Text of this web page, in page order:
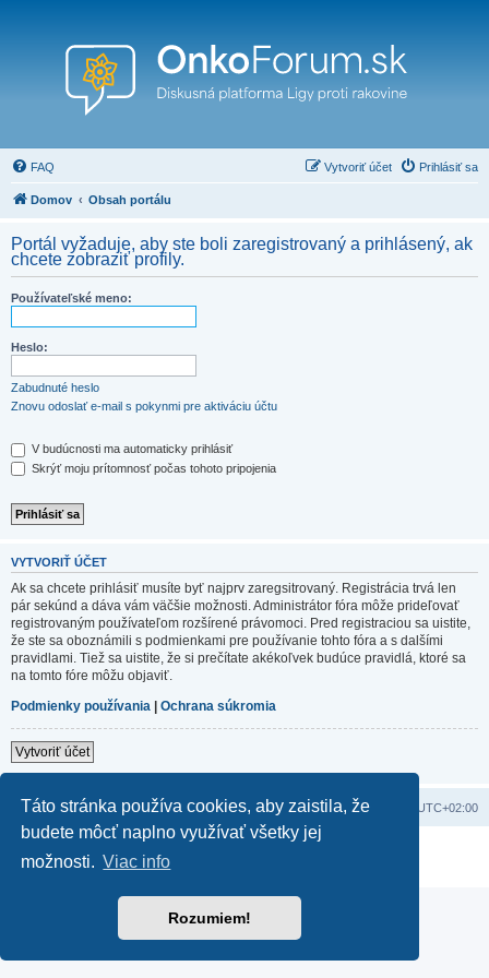
Táto stránka používa cookies, aby zaistila, že
budete môcť naplno využívať všetky jej
možnosti. Viac info
Rozumiem!
FAQ Prihlásiť sa
Vytvoriť účet
Domov Obsah portálu
Portál vyžaduje, aby ste boli zaregistrovaný a prihlásený, ak
chcete zobraziť profily.
Používateľské meno:
Heslo:
Zabudnuté heslo
Znovu odoslať e-mail s pokynmi pre aktiváciu účtu
V budúcnosti ma automaticky prihlásiť
Skrýť moju prítomnosť počas tohoto pripojenia
VYTVORIŤ ÚČET
Ak sa chcete prihlásiť musíte byť najprv zaregsitrovaný. Registrácia trvá len
pár sekúnd a dáva vám väčšie možnosti. Administrátor fóra môže prideľovať
registrovaným používateľom rozšírené právomoci. Pred registraciou sa uistite,
že ste sa oboznámili s podmienkami pre používanie tohto fóra a s dalšími
pravidlami. Tiež sa uistite, že si prečítate akékoľvek budúce pravidlá, ktoré sa
na tomto fóre môžu objaviť.
Podmienky používania | Ochrana súkromia
Vytvoriť účet
Domov Obsah portálu Všetky časy sú v UTC+02:00